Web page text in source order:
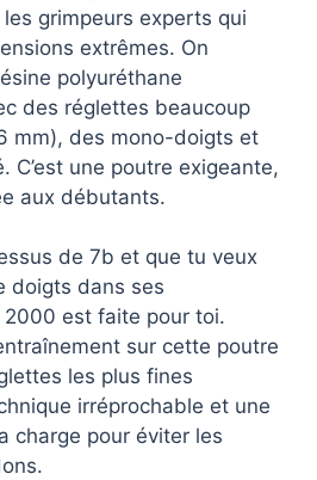
grimpeurs experts qui
extrêmes. On
polyuréthane
des réglettes beaucoup
mm), des mono-doigts et
C’est une poutre exigeante,
aux débutants.
de 7b et que tu veux
doigts dans ses
est faite pour toi.
sur cette poutre
les plus fines
irréprochable et une
charge pour éviter les